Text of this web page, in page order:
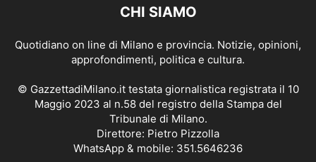
CHI SIAMO
Quotidiano on line di Milano e provincia. Notizie, opinioni,
approfondimenti, politica e cultura.
© GazzettadiMilano.it testata giornalistica registrata il 10
Maggio 2023 al n.58 del registro della Stampa del
Tribunale di Milano.
Direttore: Pietro Pizzolla
WhatsApp & mobile: 351.5646236